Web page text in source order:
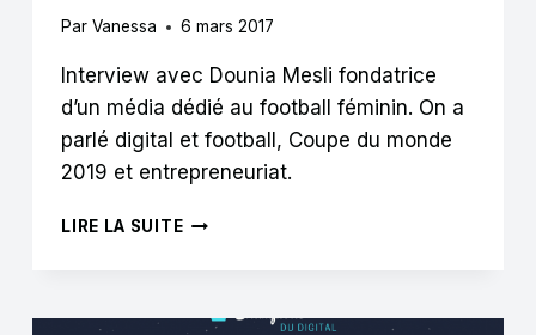
Par Vanessa 6 mars 2017
Interview avec Dounia Mesli fondatrice
d’un média dédié au football féminin. On a
parlé digital et football, Coupe du monde
2019 et entrepreneuriat.
LIRE LA SUITEDOUNIA
JOUEUSES